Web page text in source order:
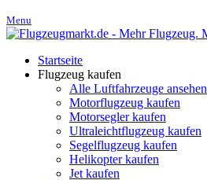
Menu
Startseite
Flugzeug kaufen
Alle Luftfahrzeuge ansehen
Motorflugzeug kaufen
Motorsegler kaufen
Ultraleichtflugzeug kaufen
Segelflugzeug kaufen
Helikopter kaufen
Jet kaufen